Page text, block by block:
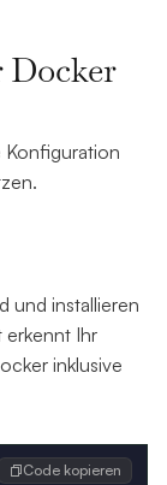
Docker
Konfiguration
und installieren
erkennt Ihr
inklusive
Code kopieren